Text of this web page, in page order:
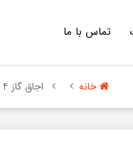
تماس با ما
خانه اجاق گاز ۴ شعله روميزی شرکت KMC